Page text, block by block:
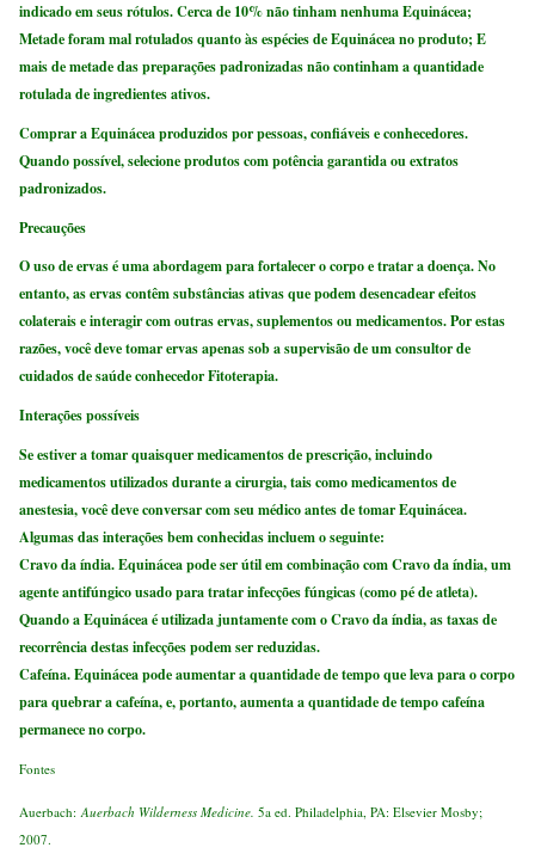
indicado em seus rótulos. Cerca de 10% não tinham nenhuma Equinácea;
Metade foram mal rotulados quanto às espécies de Equinácea no produto; E
mais de metade das preparações padronizadas não continham a quantidade
rotulada de ingredientes ativos.
Comprar a Equinácea produzidos por pessoas, confiáveis ​​e conhecedores.
Quando possível, selecione produtos com potência garantida ou extratos
padronizados.
Precauções
O uso de ervas é uma abordagem para fortalecer o corpo e tratar a doença. No
entanto, as ervas contêm substâncias ativas que podem desencadear efeitos
colaterais e interagir com outras ervas, suplementos ou medicamentos. Por estas
razões, você deve tomar ervas apenas sob a supervisão de um consultor de
cuidados de saúde conhecedor Fitoterapia.
Interações possíveis
Se estiver a tomar quaisquer medicamentos de prescrição, incluindo
medicamentos utilizados durante a cirurgia, tais como medicamentos de
anestesia, você deve conversar com seu médico antes de tomar Equinácea.
Algumas das interações bem conhecidas incluem o seguinte:
Cravo da índia. Equinácea pode ser útil em combinação com Cravo da índia, um
agente antifúngico usado para tratar infecções fúngicas (como pé de atleta).
Quando a Equinácea é utilizada juntamente com o Cravo da índia, as taxas de
recorrência destas infecções podem ser reduzidas.
Cafeína. Equinácea pode aumentar a quantidade de tempo que leva para o corpo
para quebrar a cafeína, e, portanto, aumenta a quantidade de tempo cafeína
permanece no corpo.
Fontes
Auerbach:Auerbach Wilderness Medicine 5a ed. Philadelphia, PA: Elsevier Mosby;
2007.